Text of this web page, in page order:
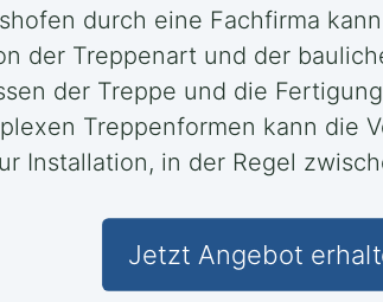
durch eine Fachfirma
der Treppenart und der
der Treppe und die
Treppenformen kann die
Installation, in der Regel
Jetzt Angebot